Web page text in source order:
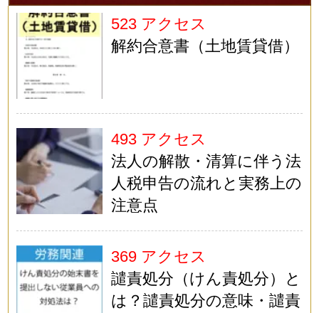
523 アクセス
解約合意書（土地賃貸借）
493 アクセス
法人の解散・清算に伴う法
人税申告の流れと実務上の
注意点
369 アクセス
譴責処分（けん責処分）と
は？譴責処分の意味・譴責